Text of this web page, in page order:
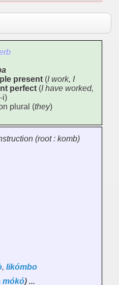
present (I work, I
perfect (I have worked,
i)
plural (they)
(root : komb)
, likómbo
mókó) ...